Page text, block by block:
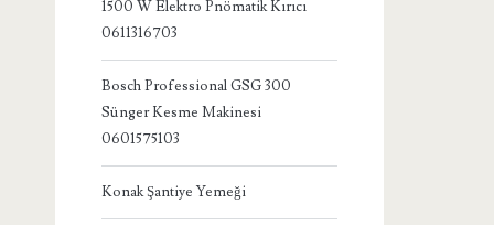
1500 W Elektro Pnömatik Kırıcı
0611316703
Bosch Professional GSG 300
Sünger Kesme Makinesi
0601575103
Konak Şantiye Yemeği